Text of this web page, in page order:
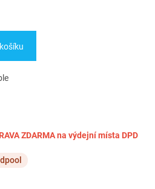
ZDARMA na výdejní místa DPD